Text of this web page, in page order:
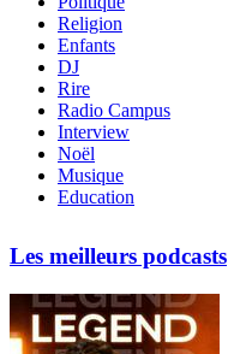
Religion
Enfants
DJ
Rire
Radio Campus
Interview
Noël
Musique
Education
Les meilleurs podcasts